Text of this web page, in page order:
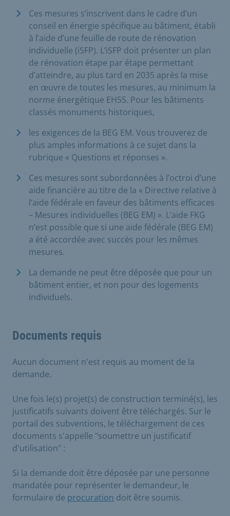
Ces mesures s’inscrivent dans le cadre d’un
conseil en énergie spécifique au bâtiment, établi
à l’aide d’une feuille de route de rénovation
individuelle (iSFP). L’iSFP doit présenter un plan
de rénovation étape par étape permettant
d’atteindre, au plus tard en 2035 après la mise
en œuvre de toutes les mesures, au minimum la
norme énergétique EH55. Pour les bâtiments
classés monuments historiques,
les exigences de la BEG EM. Vous trouverez de
plus amples informations à ce sujet dans la
rubrique « Questions et réponses ».
Ces mesures sont subordonnées à l’octroi d’une
aide financière au titre de la « Directive relative à
l’aide fédérale en faveur des bâtiments efficaces
– Mesures individuelles (BEG EM) ». L’aide FKG
n’est possible que si une aide fédérale (BEG EM)
a été accordée avec succès pour les mêmes
mesures.
La demande ne peut être déposée que pour un
bâtiment entier, et non pour des logements
individuels.
Documents requis
Aucun document n'est requis au moment de la
demande.
Une fois le(s) projet(s) de construction terminé(s), les
justificatifs suivants doivent être téléchargés. Sur le
portail des subventions, le téléchargement de ces
documents s'appelle "soumettre un justificatif
d'utilisation" :
Si la demande doit être déposée par une personne
mandatée pour représenter le demandeur, le
formulaire de procuration doit être soumis.